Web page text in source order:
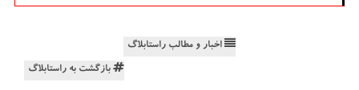
اخبار و مطالب راستابلاگ
بازگشت به راستابلاگ